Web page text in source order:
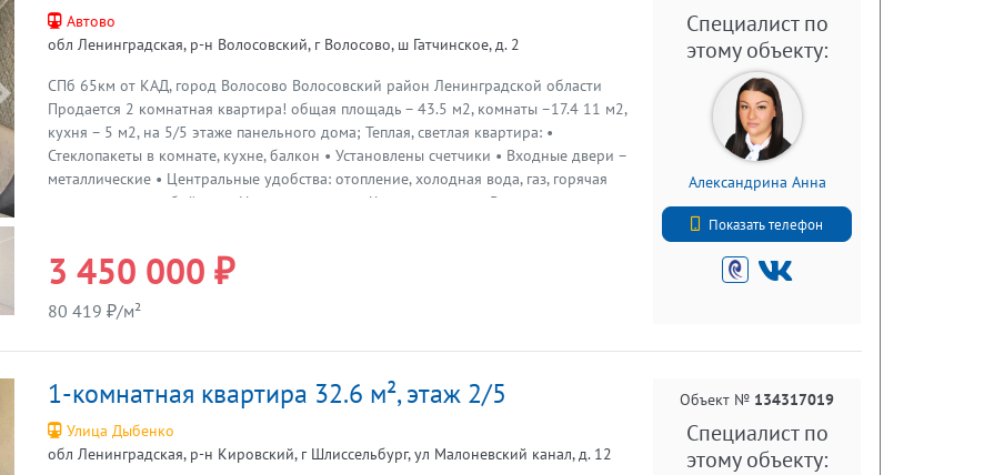
Торг возможен при просмотре и реальных намерениях. Анастасия
Предыдущая
Автово
обл Ленинградская, р-н Волосовский, г Волосово, ш Гатчинское, д. 2
СПб 65км от КАД, город Волосово Волосовский район Ленинградской области
Продается 2 комнатная квартира! общая площадь – 43.5 м2, комнаты –17.4 11 м2,
кухня – 5 м2, на 5/5 этаже панельного дома; Теплая, светлая квартира: •
Стеклопакеты в комнате, кухне, балкон • Установлены счетчики • Входные двери –
металлические • Центральные удобства: отопление, холодная вода, газ, горячая
вода-установлен бойлер. • Новая сантехника Чистая парадная В городе есть вся
магазины «Пятерочка», «Магнит», «Верный», Храм; Сообщение: в 250м - остановка
будете жить в зелёном уютном городке, где есть все необходимое для жизни, а до
Работаем с субсидиями, ипотекой (поможем с одобрением), материнским
капиталом. Рассмотрим предложения покупателя. Звоните, Анна
3 450 000 ₽
80 419 ₽/м²
Специалист по
этому объекту:
Александрина Анна
Показать телефон
+7 (812) 740-70-40
1-комнатная квартира 32.6 м², этаж 2/5
Улица Дыбенко
обл Ленинградская, р-н Кировский, г Шлиссельбург, ул Малоневский канал, д. 12
Объект № 134317019
Специалист по
этому объекту: